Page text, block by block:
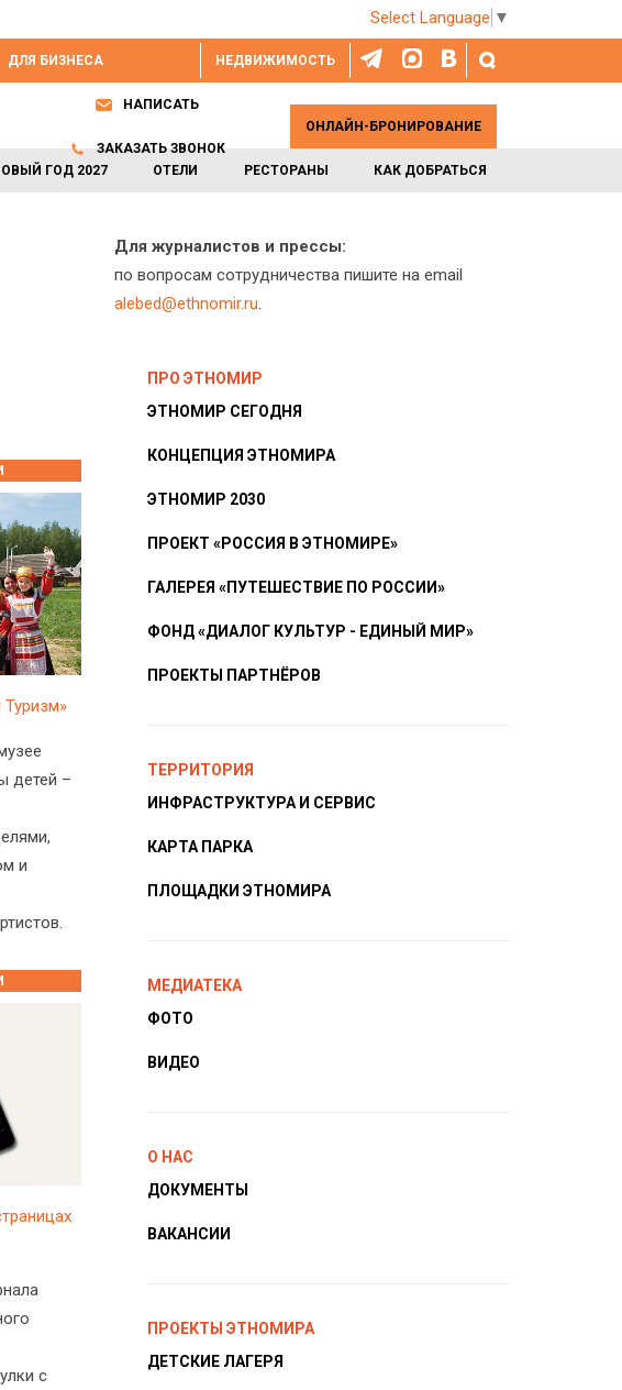
Select Language ▼
НЕДВИЖИМОСТЬ
ДЛЯ БИЗНЕСА
ГОД 2027 ОТЕЛИ РЕСТОРАНЫ КАК ДОБРАТЬСЯ
НАПИСАТЬ
ЗАКАЗАТЬ ЗВОНОК
ОНЛАЙН-БРОНИРОВАНИЕ
детей –
и
с
Для журналистов и прессы:
по вопросам сотрудничества пишите на email
alebed@ethnomir.ru.
ПРО ЭТНОМИР
ЭТНОМИР СЕГОДНЯ
КОНЦЕПЦИЯ ЭТНОМИРА
ЭТНОМИР 2030
ПРОЕКТ «РОССИЯ В ЭТНОМИРЕ»
ГАЛЕРЕЯ «ПУТЕШЕСТВИЕ ПО РОССИИ»
ФОНД «ДИАЛОГ КУЛЬТУР - ЕДИНЫЙ МИР»
ПРОЕКТЫ ПАРТНЁРОВ
ТЕРРИТОРИЯ
ИНФРАСТРУКТУРА И СЕРВИС
КАРТА ПАРКА
ПЛОЩАДКИ ЭТНОМИРА
МЕДИАТЕКА
ФОТО
ВИДЕО
О НАС
ДОКУМЕНТЫ
ВАКАНСИИ
ПРОЕКТЫ ЭТНОМИРА
ДЕТСКИЕ ЛАГЕРЯ